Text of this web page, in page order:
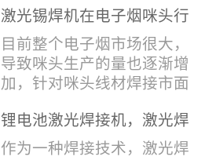
在过去一年里取得的各项成
会烫伤，在加上有干涉，烙
铁头不方便下去，目前在大
多数情况只能采用人工焊
接，目前人工成本贵，流动
性大，焊接的品质也难保
证。 但采用激光...
来越多的企业关注与使用，
那么在选择激光锡焊设备方
面应该关注哪几点哪？
其一，激光锡焊接设备上
动力核心部件，激光器肯定
是锡焊接设备最至关重要的
一环。目前作为激光锡焊接
激光锡焊机在电子烟咪头行
业的应用
目前整个电子烟市场很大，
导致咪头生产的量也逐渐增
加，针对咪头线材焊接市面
统烙铁焊接，优势价格便
宜，咪头焊接自动化生产线
锂电池激光焊接机，激光焊
锡机厂家如何选？
作为一种焊接技术，激光焊